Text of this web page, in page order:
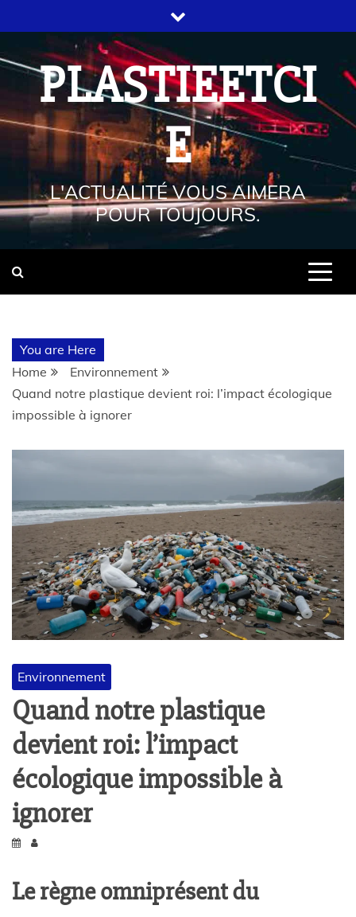
PLASTIEETCI
E
L'ACTUALITÉ VOUS AIMERA
POUR TOUJOURS.
You are Here
Home
Environnement
Quand notre plastique devient roi: l’impact écologique
impossible à ignorer
Environnement
Quand notre plastique
devient roi: l’impact
écologique impossible à
ignorer
Le règne omniprésent du